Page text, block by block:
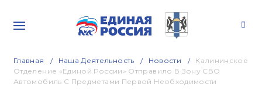
Главная Наша Деятельность Новости
Калининское
Отделение «Единой России» Отправило В Зону СВО
Автомобиль С Предметами Первой Необходимости